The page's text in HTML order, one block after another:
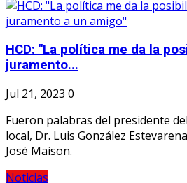
HCD: "La política me da la
juramento...
Jul 21, 2023 0
Fueron palabras del presidente
local, Dr. Luis González
José Maison.
Noticias